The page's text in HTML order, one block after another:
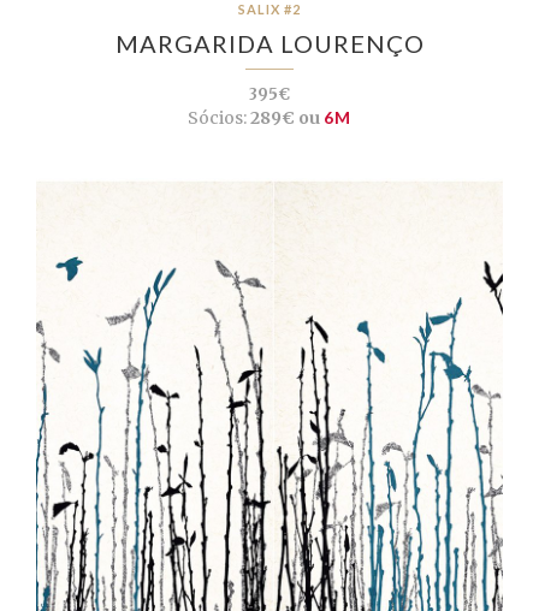
SALIX #2
MARGARIDA LOURENÇO
395€
Sócios:289€ ou 6M